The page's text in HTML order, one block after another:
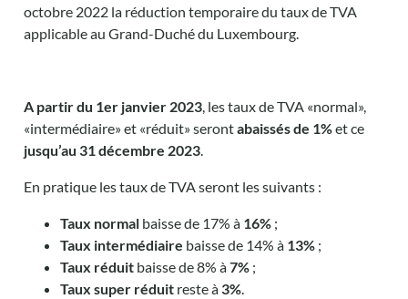
octobre 2022 la réduction temporaire du taux de TVA
applicable au Grand-Duché du Luxembourg.
A partir du 1er janvier 2023, les taux de TVA «normal»,
«intermédiaire» et «réduit» serontabaissés de 1%et ce
jusqu’au 31 décembre 2023.
En pratique les taux de TVA seront les suivants :
Taux normal baisse de 17% à 16% ;
Taux intermédiaire baisse de 14% à 13% ;
Taux réduit baisse de 8% à7% ;
Taux super réduit reste à 3%.